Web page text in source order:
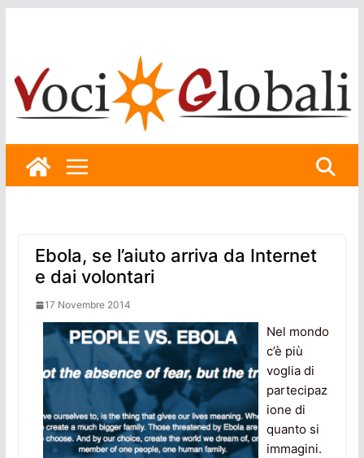
Ebola, se l’aiuto arriva da Internet
e dai volontari
17 Novembre 2014
Nel mondo
c’è più
voglia di
partecipaz
ione di
quanto si
immagini.